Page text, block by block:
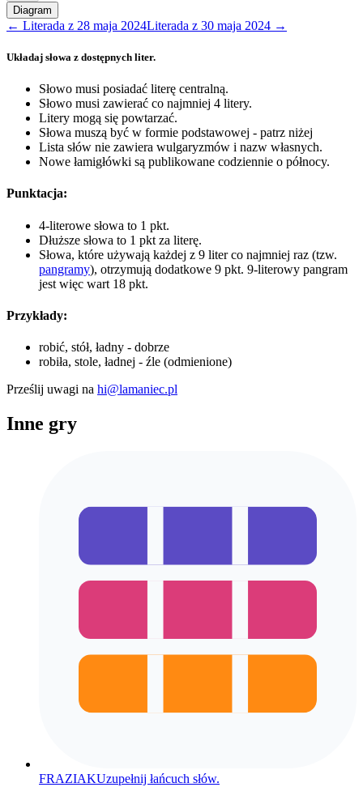
Diagram
← Literada z 28 maja 2024Literada z 30 maja 2024 →
Układaj słowa z dostępnych liter.
Słowo musi posiadać literę centralną.
Słowo musi zawierać co najmniej 4 litery.
Litery mogą się powtarzać.
Słowa muszą być w formie podstawowej - patrz niżej
Lista słów nie zawiera wulgaryzmów i nazw własnych.
Nowe łamigłówki są publikowane codziennie o północy.
Punktacja:
4-literowe słowa to 1 pkt.
Dłuższe słowa to 1 pkt za literę.
Słowa, które używają każdej z 9 liter co najmniej raz (tzw.
pangramy), otrzymują dodatkowe 9 pkt. 9-literowy pangram
jest więc wart 18 pkt.
Przykłady:
robić, stół, ładny - dobrze
robiła, stole, ładnej - źle (odmienione)
Prześlij uwagi na hi@lamaniec.pl
Inne gry
FRAZIAKUzupełnij łańcuch słów.